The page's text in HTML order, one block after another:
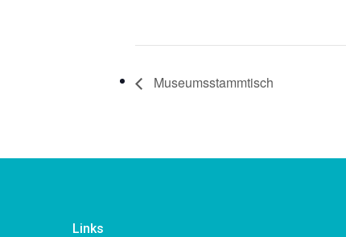
Museumsstammtisch
Links